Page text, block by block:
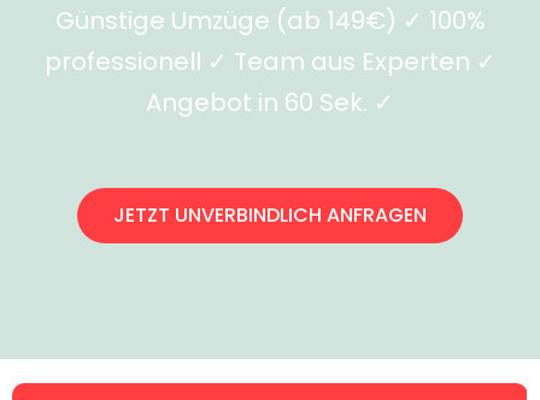
Günstige Umzüge (ab 149€) ✓ 100%
professionell ✓ Team aus Experten ✓
Angebot in 60 Sek. ✓
JETZT UNVERBINDLICH ANFRAGEN